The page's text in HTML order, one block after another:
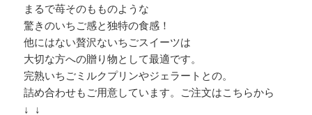
まるで苺そのもものような
驚きのいちご感と独特の食感！
他にはない贅沢ないちごスイーツは
大切な方への贈り物として最適です。
完熟いちごミルクプリンやジェラートとの。
詰め合わせもご用意しています。ご注文はこちらから
↓ ↓